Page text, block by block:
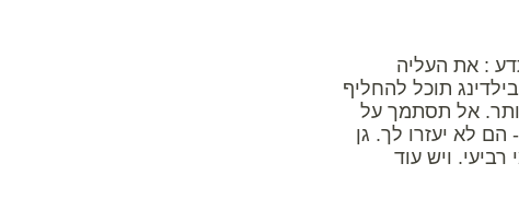
|
: את העליה
תוכל להחליף
יותר. אל תסתמך על
הם לא יעזרו לך. גן
ויש עוד